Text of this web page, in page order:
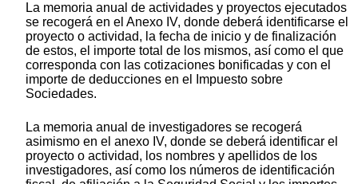
La memoria anual de actividades y proyectos ejecutados
se recogerá en el Anexo IV, donde deberá identificarse el
proyecto o actividad, la fecha de inicio y de finalización
de estos, el importe total de los mismos, así como el que
corresponda con las cotizaciones bonificadas y con el
importe de deducciones en el Impuesto sobre
Sociedades.
La memoria anual de investigadores se recogerá
asimismo en el anexo IV, donde se deberá identificar el
proyecto o actividad, los nombres y apellidos de los
investigadores, así como los números de identificación